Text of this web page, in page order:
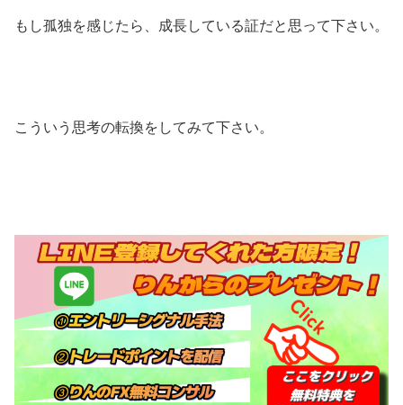
もし孤独を感じたら、成長している証だと思って下さい。
こういう思考の転換をしてみて下さい。